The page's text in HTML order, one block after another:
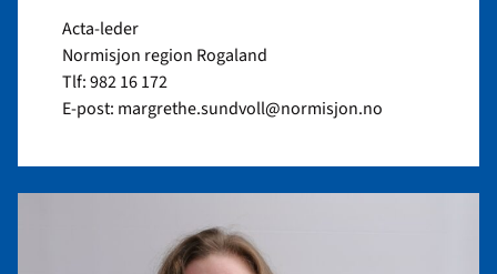
Acta-leder
Normisjon region Rogaland
Tlf: 982 16 172
E-post: margrethe.sundvoll@normisjon.no
"Jeanett